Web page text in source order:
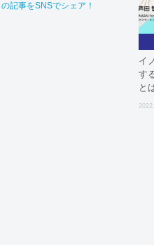
の記事をSNSでシェア！
イ
す
と